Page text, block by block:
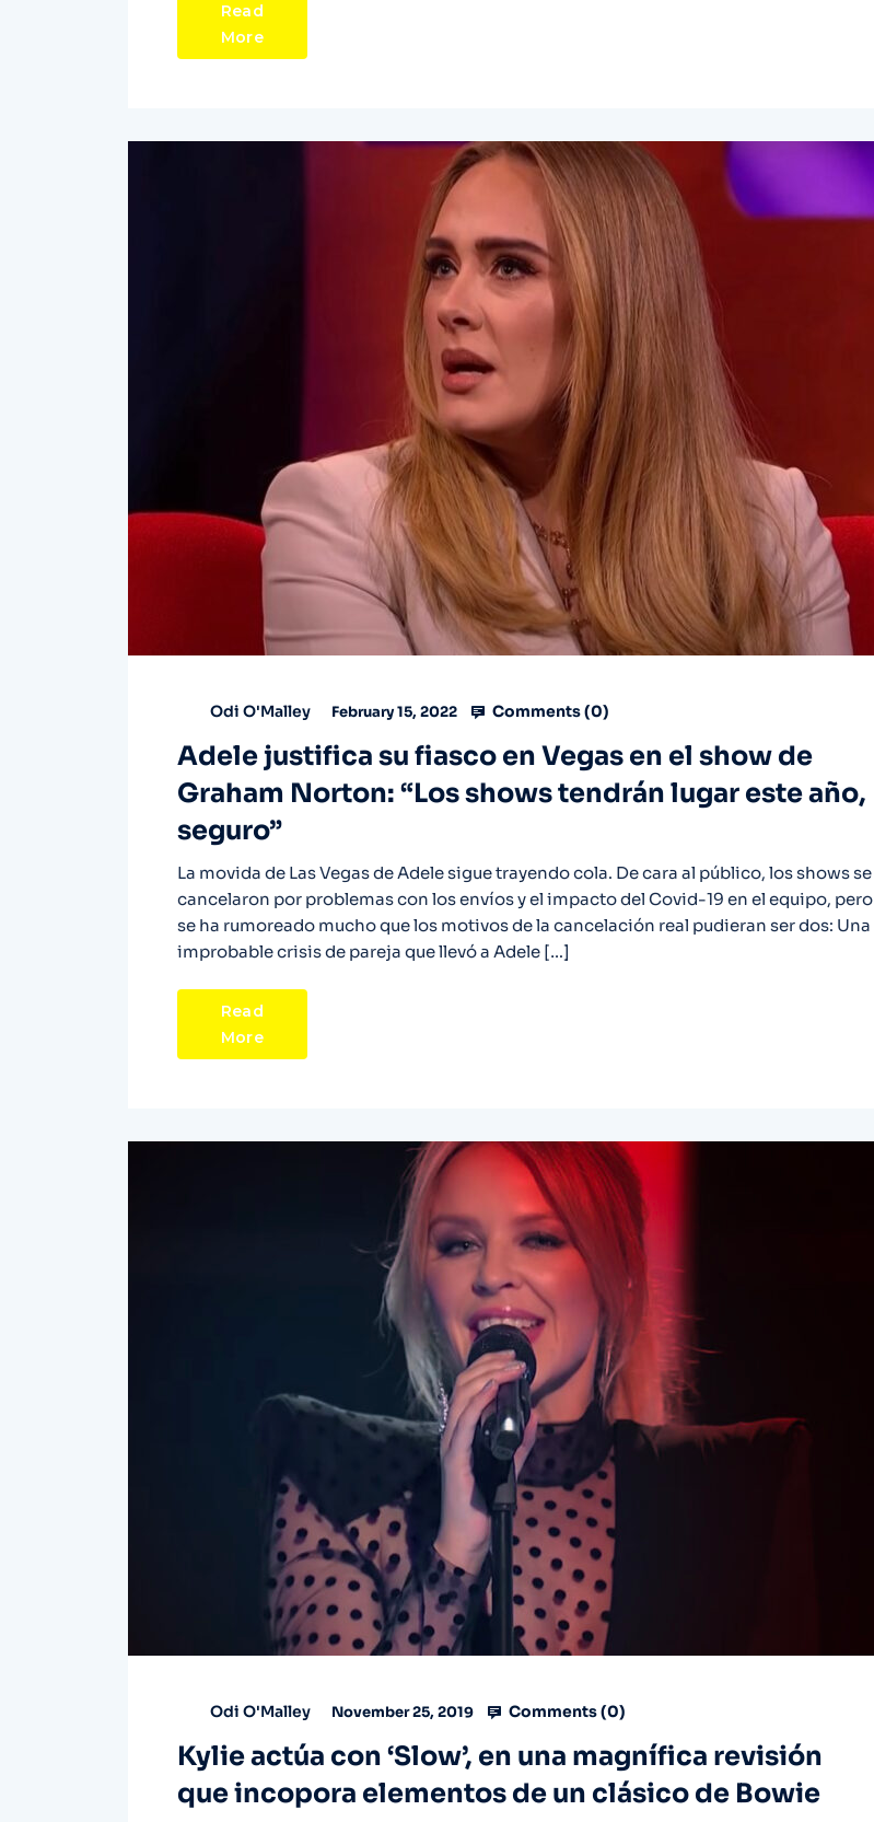
Read
More
Odi O'Malley February 15, 2022 Comments (0)
Adele justifica su fiasco en Vegas en el show de
Graham Norton: “Los shows tendrán lugar este año,
seguro”
La movida de Las Vegas de Adele sigue trayendo cola. De cara al público, los shows se
cancelaron por problemas con los envíos y el impacto del Covid-19 en el equipo, pero
se ha rumoreado mucho que los motivos de la cancelación real pudieran ser dos: Una
improbable crisis de pareja que llevó a Adele […]
Read
More
Odi O'Malley November 25, 2019 Comments (0)
Kylie actúa con ‘Slow’, en una magnífica revisión
que incopora elementos de un clásico de Bowie